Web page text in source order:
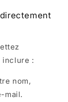
inclure :
nom,
mail.